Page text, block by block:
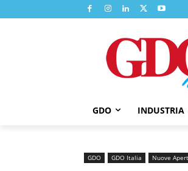
GDO INDUSTRIA
GDO GDO Italia Nuove